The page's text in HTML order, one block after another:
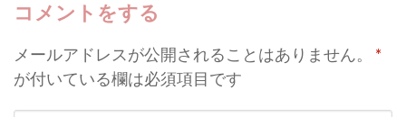
コメントをする
メールアドレスが公開されることはありません。
*
が付いている欄は必須項目です